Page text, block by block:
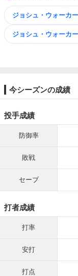
ジョシュ・ウォーカ
ジョシュ・ウォーカ
今シーズンの成績
投手成績
防御率
敗戦
セーブ
打者成績
打率
安打
打点